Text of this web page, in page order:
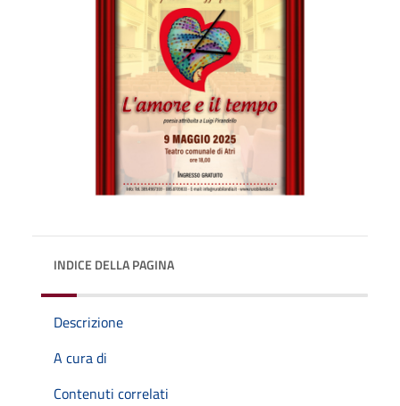
INDICE DELLA PAGINA
Descrizione
A cura di
Contenuti correlati